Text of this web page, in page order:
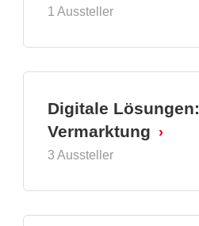
1 Aussteller
Digitale Lösungen:
Vermarktung
3 Aussteller